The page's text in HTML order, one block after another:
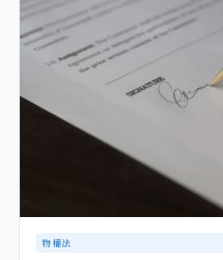
物權法